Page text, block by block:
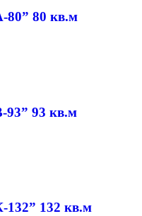
80” 80 кв.м
93” 93 кв.м
132” 132 кв.м